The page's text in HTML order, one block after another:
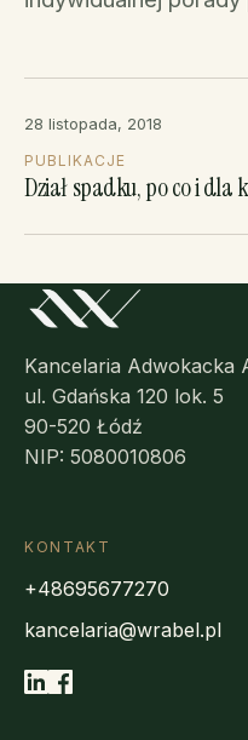
28 listopada, 2018
PUBLIKACJE
Dział spadku, po co i dla
Kancelaria Adwokacka
ul. Gdańska 120 lok. 5
90-520 Łódź
NIP: 5080010806
KONTAKT
+48695677270
kancelaria@wrabel.pl